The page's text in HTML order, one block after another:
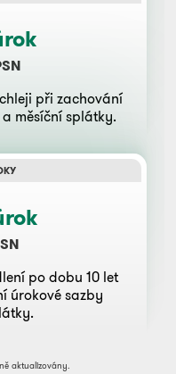
při zachování
měsíční splátky.
po dobu 10 let
úrokové sazby
aktualizovány.